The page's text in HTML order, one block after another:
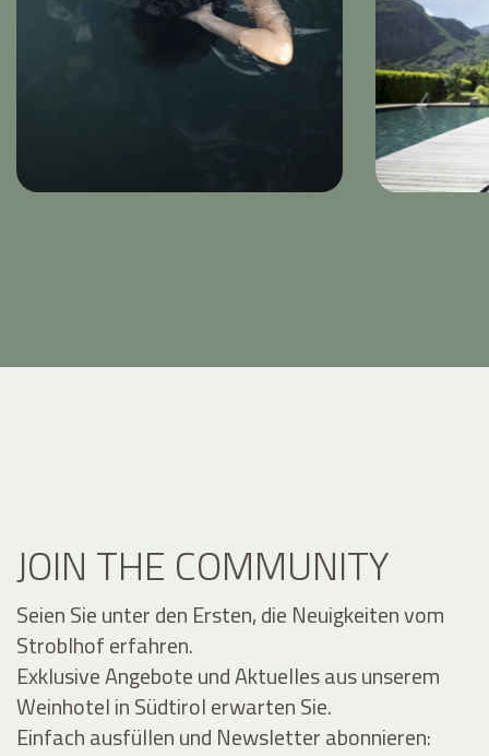
JOIN THE COMMUNITY
Seien Sie unter den Ersten, die Neuigkeiten vom
Stroblhof erfahren.
Exklusive Angebote und Aktuelles aus unserem
Weinhotel in Südtirol erwarten Sie.
Einfach ausfüllen und Newsletter abonnieren: